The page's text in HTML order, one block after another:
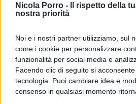
Nicola Porro -
Il rispetto della
nostra priorità
Noi e i nostri partner utilizziamo, sul
come i cookie per personalizzare
funzionalità per social media e
Facendo clic di seguito si
tecnologia. Puoi cambiare idea e
consenso in qualsiasi momento
la sua ex moglie per
arricchimento illecito nel
campagna del presidente
In un’intervista esclusiva per
che ha rivelato anche le